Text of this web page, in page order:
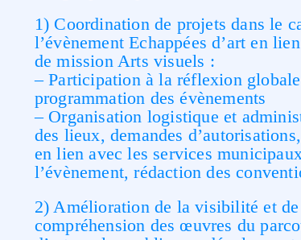
1) Coordination de projets dans le
l’évènement Echappées d’art en
de mission Arts visuels :
– Participation à la réflexion
programmation des évènements
– Organisation logistique et
des lieux, demandes
en lien avec les services
l’évènement, rédaction des
2) Amélioration de la visibilité et
compréhension des œuvres du